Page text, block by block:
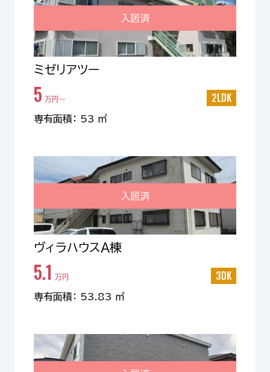
入居済
ミゼリアツー
5 万円〜 2LDK
専有面積： 53 ㎡
入居済
ヴィラハウスA棟
5.1 万円 3DK
専有面積： 53.83 ㎡